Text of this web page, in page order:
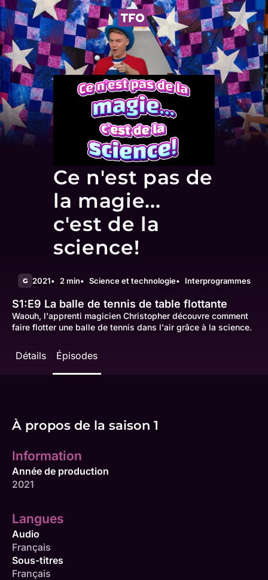
Ce n'est pas de
la magie...
c'est de la
science!
G 2021 2 min Science et technologie Interprogrammes
S1:E9 La balle de tennis de table flottante
Waouh, l'apprenti magicien Christopher découvre comment
faire flotter une balle de tennis dans l'air grâce à la science.
Détails Épisodes
À propos de la saison 1
Information
Année de production
2021
Langues
Audio
Français
Sous-titres
Français